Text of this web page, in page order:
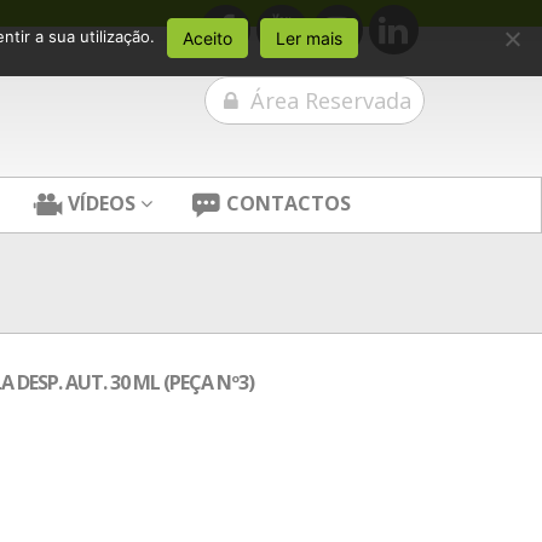
Área Reservada
VÍDEOS CONTACTOS
DESP. AUT. 30 ML (PEÇA Nº3)
a sua utilização. Aceito Ler mais